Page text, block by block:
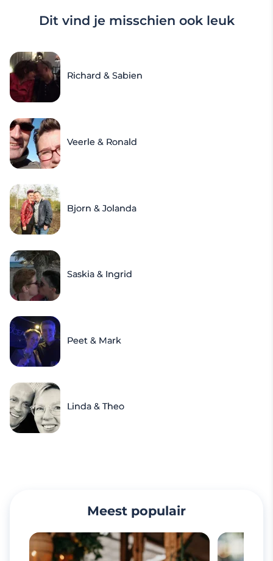
Dit vind je misschien ook leuk
Richard & Sabien
Veerle & Ronald
Bjorn & Jolanda
Saskia & Ingrid
Peet & Mark
Linda & Theo
Meest populair